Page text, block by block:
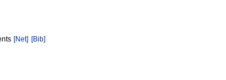
[Net] [Bib]